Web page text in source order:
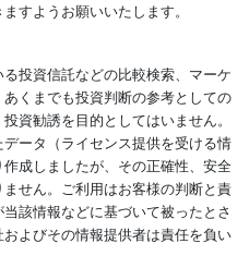
すようお願いいたします。
投資信託などの比較検索、マーケ
くまでも投資判断の参考としての
資勧誘を目的としてはいません。
ータ（ライセンス提供を受ける情
成しましたが、その正確性、安全
せん。ご利用はお客様の判断と責
該情報などに基づいて被ったとさ
よびその情報提供者は責任を負い